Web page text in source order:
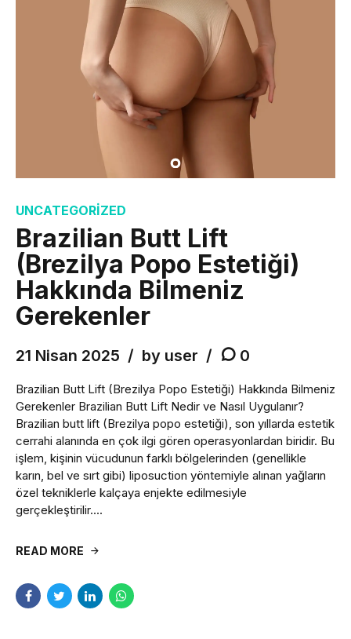
UNCATEGORIZED
Brazilian Butt Lift
(Brezilya Popo Estetiği)
Hakkında Bilmeniz
Gerekenler
21 Nisan 2025 by user 0
Brazilian Butt Lift (Brezilya Popo Estetiği) Hakkında Bilmeniz
Gerekenler Brazilian Butt Lift Nedir ve Nasıl Uygulanır?
Brazilian butt lift (Brezilya popo estetiği), son yıllarda estetik
cerrahi alanında en çok ilgi gören operasyonlardan biridir. Bu
işlem, kişinin vücudunun farklı bölgelerinden (genellikle
karın, bel ve sırt gibi) liposuction yöntemiyle alınan yağların
özel tekniklerle kalçaya enjekte edilmesiyle
gerçekleştirilir....
READ MORE